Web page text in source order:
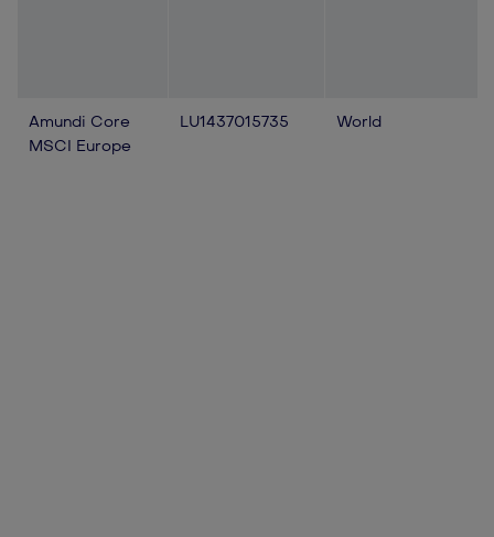
Amundi Core
MSCI Europe
LU1437015735 World